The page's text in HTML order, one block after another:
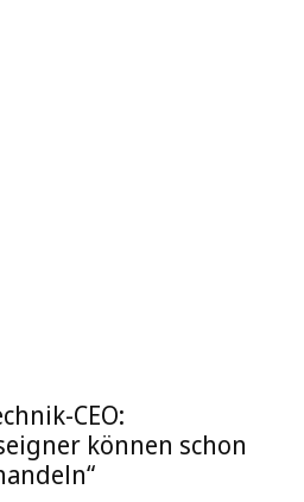
CEO:
können schon